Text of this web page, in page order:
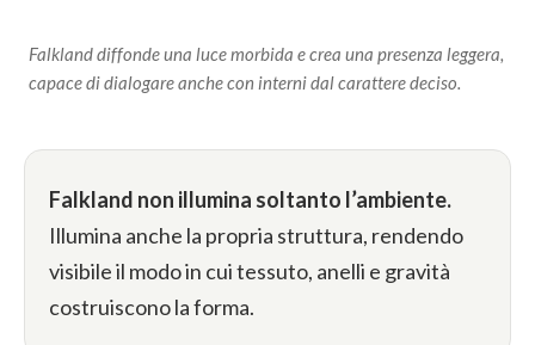
Falkland diffonde una luce morbida e crea una presenza leggera,
capace di dialogare anche con interni dal carattere deciso.
Falkland non illumina soltanto l’ambiente.
Illumina anche la propria struttura, rendendo
visibile il modo in cui tessuto, anelli e gravità
costruiscono la forma.